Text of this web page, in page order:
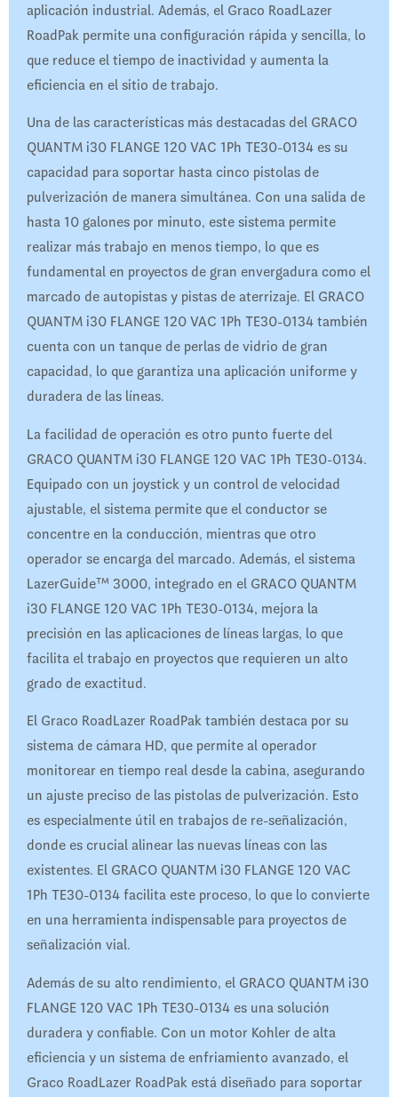
aplicación industrial. Además, el Graco RoadLazer
RoadPak permite una configuración rápida y sencilla, lo
que reduce el tiempo de inactividad y aumenta la
eficiencia en el sitio de trabajo.
Una de las características más destacadas del GRACO
QUANTM i30 FLANGE 120 VAC 1Ph TE30-0134 es su
capacidad para soportar hasta cinco pistolas de
pulverización de manera simultánea. Con una salida de
hasta 10 galones por minuto, este sistema permite
realizar más trabajo en menos tiempo, lo que es
fundamental en proyectos de gran envergadura como el
marcado de autopistas y pistas de aterrizaje. El GRACO
QUANTM i30 FLANGE 120 VAC 1Ph TE30-0134 también
cuenta con un tanque de perlas de vidrio de gran
capacidad, lo que garantiza una aplicación uniforme y
duradera de las líneas.
La facilidad de operación es otro punto fuerte del
GRACO QUANTM i30 FLANGE 120 VAC 1Ph TE30-0134.
Equipado con un joystick y un control de velocidad
ajustable, el sistema permite que el conductor se
concentre en la conducción, mientras que otro
operador se encarga del marcado. Además, el sistema
LazerGuide™ 3000, integrado en el GRACO QUANTM
i30 FLANGE 120 VAC 1Ph TE30-0134, mejora la
precisión en las aplicaciones de líneas largas, lo que
facilita el trabajo en proyectos que requieren un alto
grado de exactitud.
El Graco RoadLazer RoadPak también destaca por su
sistema de cámara HD, que permite al operador
monitorear en tiempo real desde la cabina, asegurando
un ajuste preciso de las pistolas de pulverización. Esto
es especialmente útil en trabajos de re-señalización,
donde es crucial alinear las nuevas líneas con las
existentes. El GRACO QUANTM i30 FLANGE 120 VAC
1Ph TE30-0134 facilita este proceso, lo que lo convierte
en una herramienta indispensable para proyectos de
señalización vial.
Además de su alto rendimiento, el GRACO QUANTM i30
FLANGE 120 VAC 1Ph TE30-0134 es una solución
duradera y confiable. Con un motor Kohler de alta
eficiencia y un sistema de enfriamiento avanzado, el
Graco RoadLazer RoadPak está diseñado para soportar